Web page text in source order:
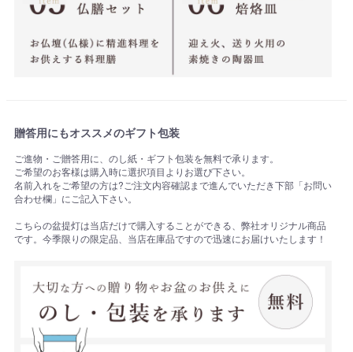
贈答用にもオススメのギフト包装
ご進物・ご贈答用に、のし紙・ギフト包装を無料で承ります。
ご希望のお客様は購入時に選択項目よりお選び下さい。
名前入れをご希望の方は?ご注文内容確認まで進んでいただき下部「お問い
合わせ欄」にご記入下さい。
こちらの盆提灯は当店だけで購入することができる、弊社オリジナル商品
です。今季限りの限定品、当店在庫品ですので迅速にお届けいたします！